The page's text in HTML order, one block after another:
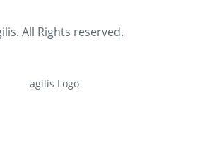
All Rights reserved.